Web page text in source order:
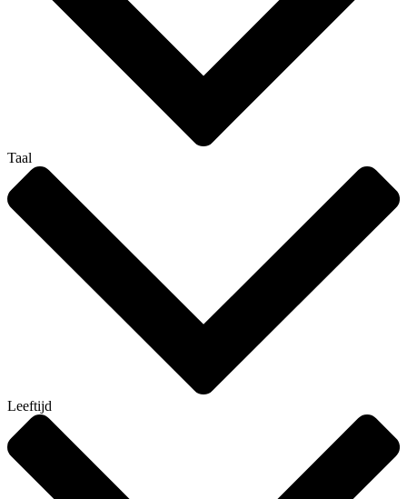
Taal
Leeftijd